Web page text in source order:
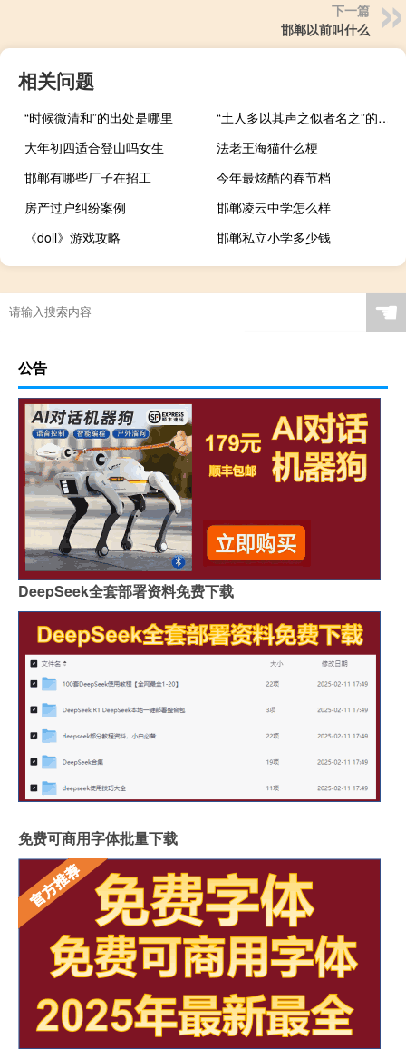
下一篇
邯郸以前叫什么
相关问题
“时候微清和”的出处是哪里
“土人多以其声之似者名之”的出处是哪里
大年初四适合登山吗女生
法老王海猫什么梗
邯郸有哪些厂子在招工
今年最炫酷的春节档
房产过户纠纷案例
邯郸凌云中学怎么样
《doll》游戏攻略
邯郸私立小学多少钱
☚
公告
DeepSeek全套部署资料免费下载
免费可商用字体批量下载